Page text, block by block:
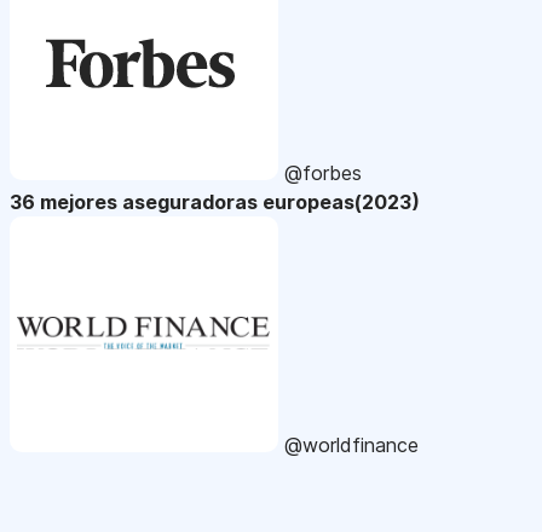
@forbes
36 mejores aseguradoras europeas(2023)
@worldfinance